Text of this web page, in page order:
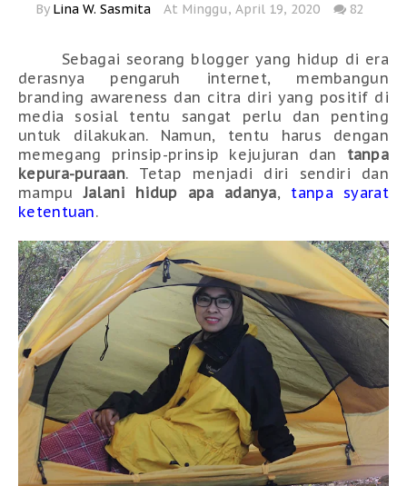
By Lina W. Sasmita At Minggu, April 19, 2020 82
Sebagai seorang blogger yang hidup di era
derasnya pengaruh internet, membangun
branding awareness dan citra diri yang positif di
media sosial tentu sangat perlu dan penting
untuk dilakukan. Namun, tentu harus dengan
memegang prinsip-prinsip kejujuran dan tanpa
kepura-puraan. Tetap menjadi diri sendiri dan
mampuJalani hidup apa adanya, tanpa syarat
ketentuan.